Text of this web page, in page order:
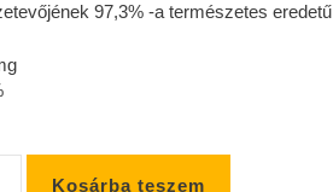
97,3% -a természetes eredetű
Kosárba teszem